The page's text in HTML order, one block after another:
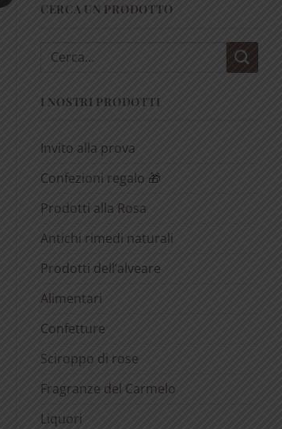
CERCA UN PRODOTTO
Cerca:
I NOSTRI PRODOTTI
Invito alla prova
Confezioni regalo 🎁
Prodotti alla Rosa
Antichi rimedi naturali
Prodotti dell’alveare
Alimentari
Confetture
Sciroppo di rose
Fragranze del Carmelo
Liquori